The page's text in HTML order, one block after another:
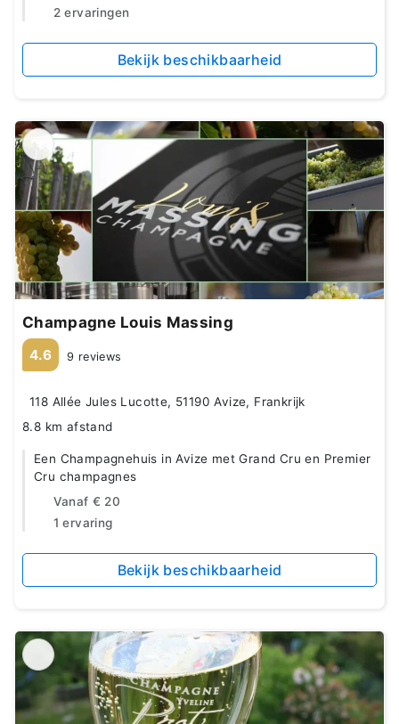
2 ervaringen
Bekijk beschikbaarheid
Champagne Louis Massing
4.6 9 reviews
118 Allée Jules Lucotte, 51190 Avize, Frankrijk
8.8 km afstand
Een Champagnehuis in Avize met Grand Cru en Premier
Cru champagnes
Vanaf € 20
1 ervaring
Bekijk beschikbaarheid